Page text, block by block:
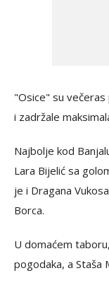
"Osice" su večeras
i zadržale
Najbolje kod
Lara Bijelić sa
je i Dragana
Borca.
U domaćem
pogodaka, a Staša